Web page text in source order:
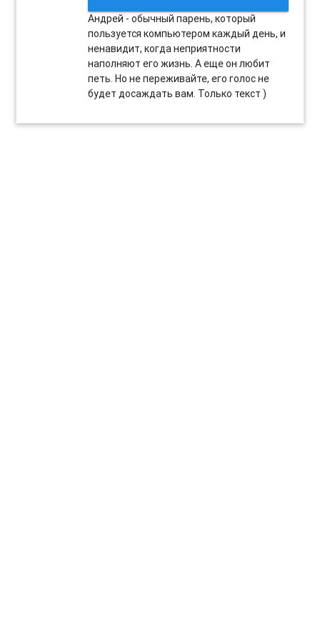
Андрей - обычный парень, который
пользуется компьютером каждый день, и
ненавидит, когда неприятности
наполняют его жизнь. А еще он любит
петь. Но не переживайте, его голос не
будет досаждать вам. Только текст )